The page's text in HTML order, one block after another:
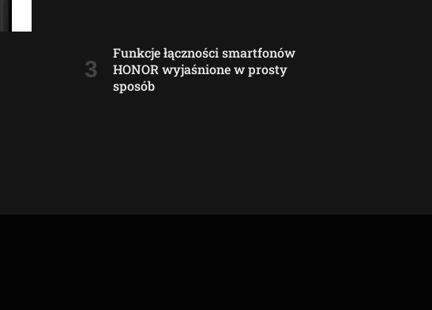
Funkcje łączności smartfonów
HONOR wyjaśnione w prosty
sposób